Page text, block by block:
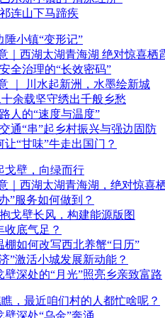
连山下马蹄疾
小镇“变形记”
｜西湖太湖青海湖 绝对惊喜栖
全治理的“长效密码”
｜ 川水起新洲，水墨绘新城
余载坚守绣出千般乡愁
人的“速度与温度”
通“串”起乡村振兴与强边固防
“甘味”牛走出国门？
戈壁，向绿而行
｜西湖太湖青海湖，绝对惊喜
”服务如何做到？
戈壁长风，构建能源版图
收底气足？
如何改写西北养蟹“日历”
”激活小城发展新动能？
深处的“月光”照亮乡亲致富路
，最近咱们村的人都忙啥呢？
深处“乌金”奔涌